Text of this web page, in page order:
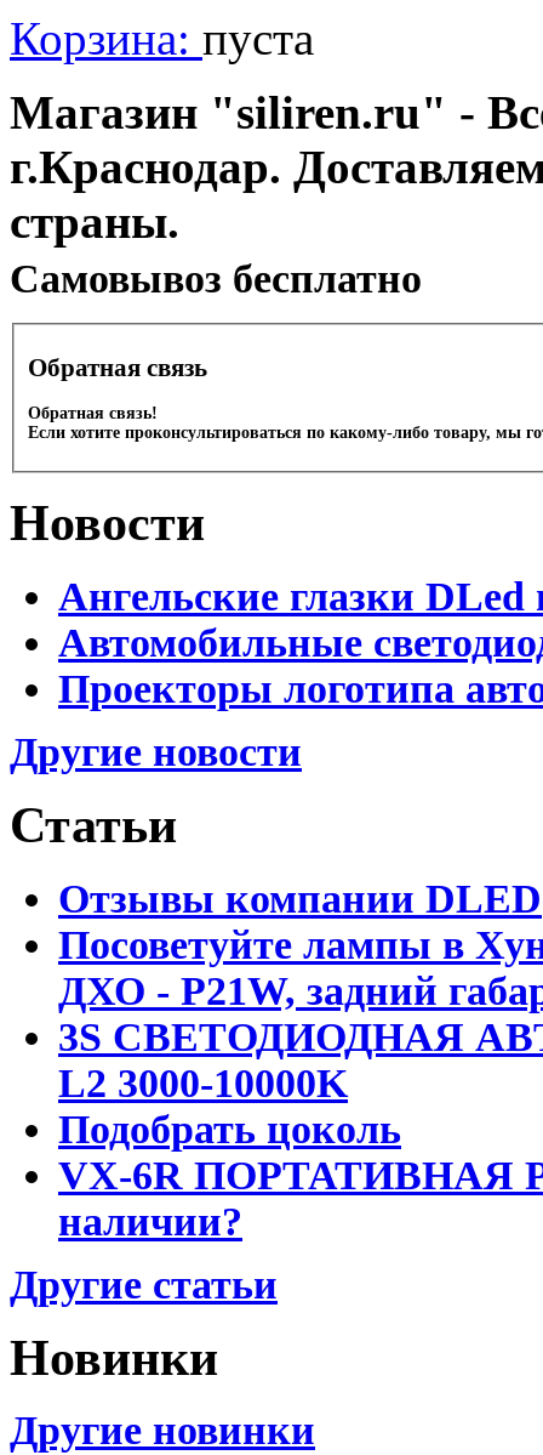
Корзина: пуста
Магазин "siliren.ru" -
г.Краснодар.
страны.
Cамовывоз бесплатно
Обратная связь
Обратная связь!
Если хотите проконсультироваться по какому-либо товару, мы
Новости
Ангельские глазки DLed
Автомобильные
Проекторы логотипа
Другие новости
Статьи
Отзывы компании DLED
Посоветуйте лампы в
ДХО - P21W, задний
3S СВЕТОДИОДНАЯ
L2 3000-10000K
Подобрать цоколь
VX-6R ПОРТАТИВНАЯ
наличии?
Другие статьи
Новинки
Другие новинки